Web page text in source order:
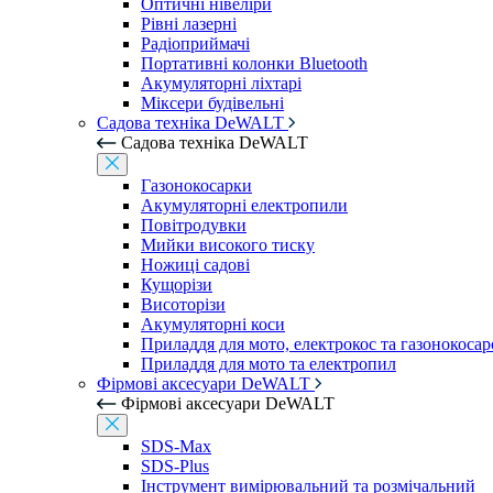
Оптичні нівеліри
Рівні лазерні
Радіоприймачі
Портативні колонки Bluetooth
Акумуляторні ліхтарі
Міксери будівельні
Садова техніка DeWALT
Садова техніка DeWALT
Газонокосарки
Акумуляторні електропили
Повітродувки
Мийки високого тиску
Ножиці садові
Кущорізи
Висоторізи
Акумуляторні коси
Приладдя для мото, електрокос та
Приладдя для мото та електропил
Фірмові аксесуари DeWALT
Фірмові аксесуари DeWALT
SDS-Max
SDS-Plus
Інструмент вимірювальний та розмічальний